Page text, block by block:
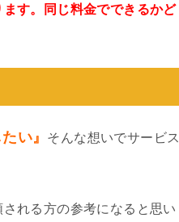
す。同じ料金でできるかど
い』
そんな想いでサービ
れる方の参考になると思い